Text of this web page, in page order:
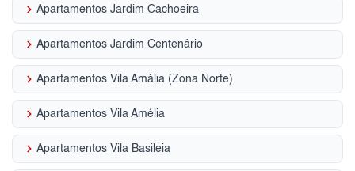
keyboard_arrow_right Apartamentos Jardim Cachoeira
keyboard_arrow_right Apartamentos Jardim Centenário
keyboard_arrow_right Apartamentos Vila Amália (Zona Norte)
keyboard_arrow_right Apartamentos Vila Amélia
keyboard_arrow_right Apartamentos Vila Basileia